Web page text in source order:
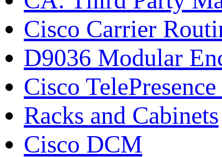
Cisco Carrier
D9036 Modular
Cisco
Racks and Cabinets
Cisco DCM